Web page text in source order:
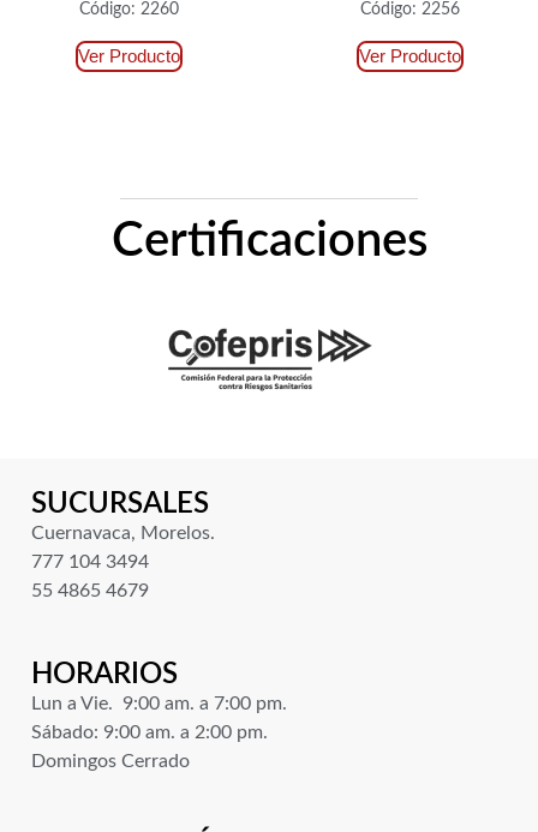
Código: 2260
Ver Producto
Código: 2256
Ver Producto
Certificaciones
SUCURSALES
Cuernavaca, Morelos.
777 104 3494
55 4865 4679
HORARIOS
Lun a Vie. 9:00 am. a 7:00 pm.
Sábado: 9:00 am. a 2:00 pm.
Domingos Cerrado